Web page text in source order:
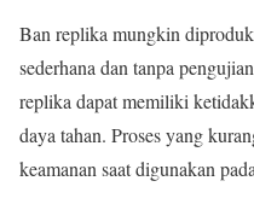
Ban replika mungkin
sederhana dan tanpa
replika dapat memiliki
daya tahan. Proses yang
keamanan saat digunakan